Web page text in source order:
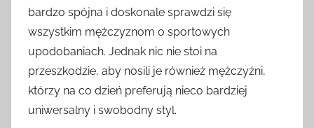
bardzo spójna i doskonale sprawdzi się
wszystkim mężczyznom o sportowych
upodobaniach. Jednak nic nie stoi na
przeszkodzie, aby nosili je również mężczyźni,
którzy na co dzień preferują nieco bardziej
uniwersalny i swobodny styl.